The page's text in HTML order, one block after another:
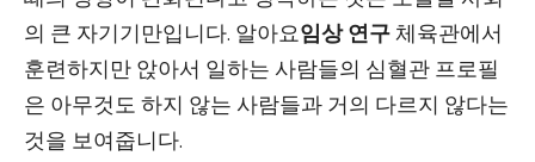
의 큰 자기기만입니다. 알아요임상 연구체육관에서
훈련하지만 앉아서 일하는 사람들의 심혈관 프로필
은 아무것도 하지 않는 사람들과 거의 다르지 않다는
것을 보여줍니다.